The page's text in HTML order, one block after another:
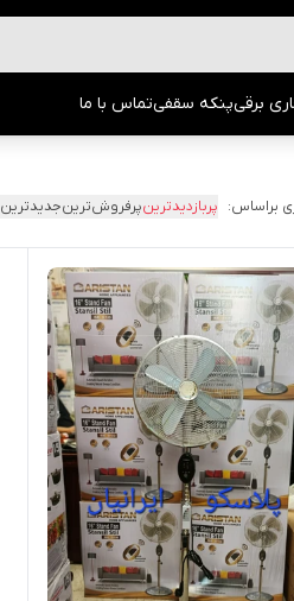
برقیپنکه سقفیتماس با ما
براساس: پربازدیدترینپرفروش‌ترینجدیدترین